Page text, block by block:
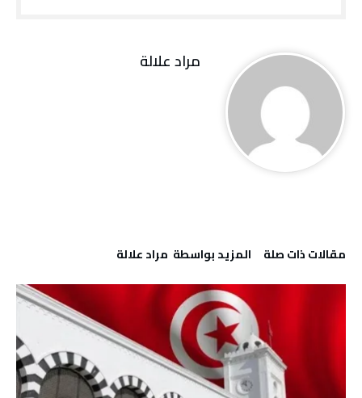
مراد علالة
‫مقالات ذات صلة‬ ‫‫المزيد بواسطة‬ ‬ مراد علالة